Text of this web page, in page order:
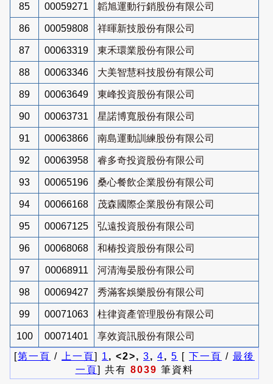
85 00059271 韜旭運動行銷股份有限公司
86 00059808 祥暉新技股份有限公司
87 00063319 東禾環業股份有限公司
88 00063346 大美智慧科技股份有限公司
89 00063649 東峰投資股份有限公司
90 00063731 星諾博寬股份有限公司
91 00063866 南島運動訓練股份有限公司
92 00063958 睿多奇投資股份有限公司
93 00065196 桑心餐飲企業股份有限公司
94 00066168 茂森國際企業股份有限公司
95 00067125 弘遠投資股份有限公司
96 00068068 和椿投資股份有限公司
97 00068911 河清海晏股份有限公司
98 00069427 秀滿客娛樂股份有限公司
99 00071063 柱律資產管理股份有限公司
100 00071401
享效資訊股份有限公司
[第一頁 / 上一頁] 1 , <2>, 3, 4, 5 [ 下一頁 / 最後
一頁] 共有 8039 筆資料